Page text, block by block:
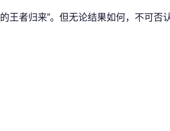
王者归来”。但无论结果如何，不可否